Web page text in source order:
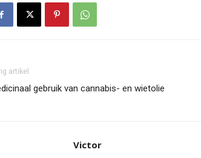
artikel
gebruik van cannabis- en wietolie
Victor